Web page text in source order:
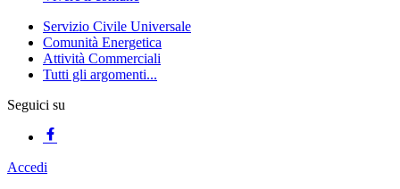
Servizio Civile Universale
Comunità Energetica
Attività Commerciali
Tutti gli argomenti...
Seguici su
Accedi